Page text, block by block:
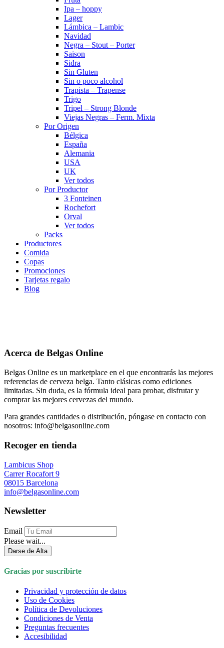
Ipa – hoppy
Lager
Lámbica – Lambic
Navidad
Negra – Stout – Porter
Saison
Sidra
Sin Gluten
Sin o poco alcohol
Trapista – Trapense
Trigo
Tripel – Strong Blonde
Viejas Negras – Ferm. Mixta
Por Origen
Bélgica
España
Alemania
USA
UK
Ver todos
Por Productor
3 Fonteinen
Rochefort
Orval
Ver todos
Packs
Productores
Comida
Copas
Promociones
Tarjetas regalo
Blog
Acerca de Belgas Online
Belgas Online es un marketplace en el que encontrarás las mejores
referencias de cerveza belga. Tanto clásicas como ediciones
limitadas. Sin duda, es la fórmula ideal para probar, disfrutar y
comprar las mejores cervezas del mundo.
Para grandes cantidades o distribución, póngase en contacto con
nosotros: info@belgasonline.com
Recoger en tienda
Lambicus Shop
Carrer Rocafort 9
08015 Barcelona
info@belgasonline.com
Newsletter
Email
Please wait...
Darse de Alta
Gracias por suscribirte
Privacidad y protección de datos
Uso de Cookies
Política de Devoluciones
Condiciones de Venta
Preguntas frecuentes
Accesibilidad